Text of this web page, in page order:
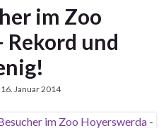
im Zoo
Rekord und
16. Januar 2014